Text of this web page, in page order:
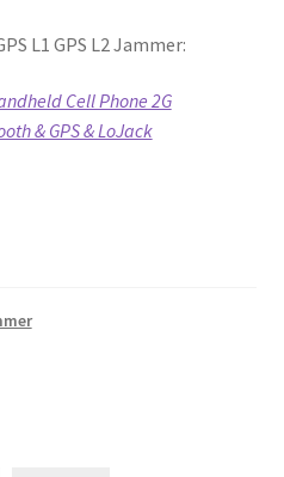
L1 GPS L2 Jammer:
Cell Phone 2G
& GPS & LoJack